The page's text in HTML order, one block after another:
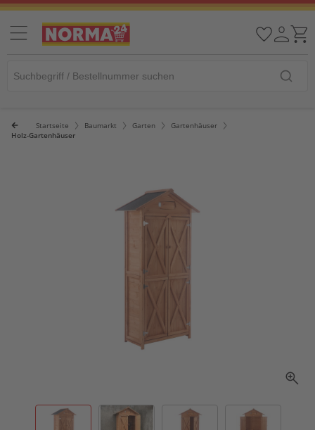
Startseite Baumarkt Garten
Gartenhäuser
Holz-Gartenhäuser